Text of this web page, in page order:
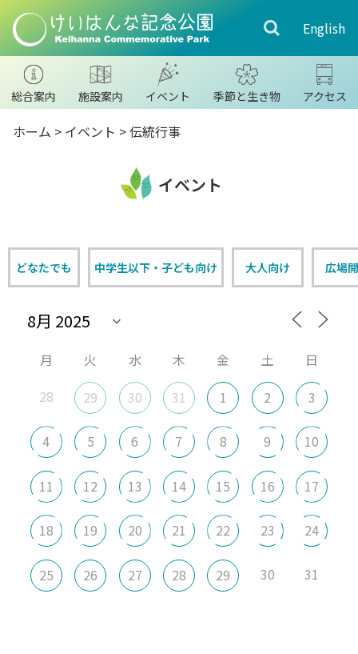
English
総合案内 施設案内 イベント 季節と生き物 アクセス
ホーム > イベント > 伝統行事
イベント
どなたでも 中学生以下・子ども向け 大人向け 広場
月 火 水 木 金 土
日
28
29 30 31 1 2 3
4 5 6 7 8 9 10
11 12 13 14 15 16 17
18 19 20 21 22 23 24
25 26 27 28 29 30 31